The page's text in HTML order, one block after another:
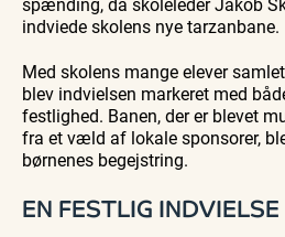
indviede skolens nye tarzanbane.
Med skolens mange elever
blev indvielsen markeret med
festlighed. Banen, der er blevet
fra et væld af lokale sponsorer,
børnenes begejstring.
EN FESTLIG INDVIELSE